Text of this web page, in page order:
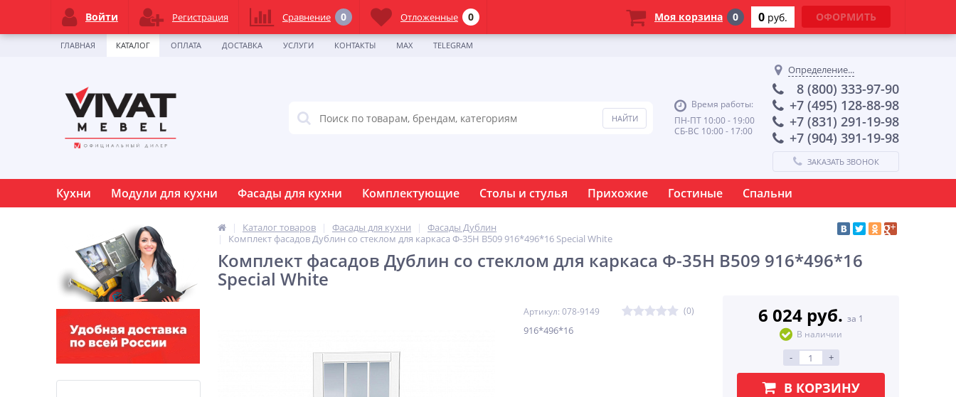
ГЛАВНАЯ КАТАЛОГ ОПЛАТА ДОСТАВКА УСЛУГИ КОНТАКТЫ MAX TELEGRAM
Время работы:
ПН-ПТ 10:00 - 19:00
СБ-ВС 10:00 - 17:00
Определение...
8 (800) 333-97-90
+7 (495) 128-88-98
+7 (831) 291-19-98
+7 (904) 391-19-98
ЗАКАЗАТЬ ЗВОНОК
Кухни Модули для кухни Фасады для кухни Комплектующие Столы и стулья Прихожие Гостиные Спальни
Каталог товаров Фасады для кухни
Фасады Дублин
Комплект фасадов Дублин со стеклом для каркаса Ф-35Н В509 916*496*16 Special White
Комплект фасадов Дублин со стеклом для каркаса Ф-35Н В509 916*496*16
Special White
Артикул: 078-9149 (0)
916*496*16
6 024 руб. за 1
В наличии
- +
В КОРЗИНУ
Войти Регистрация Сравнение 0 Отложенные 0 Моя корзина 0 0 руб. ОФОРМИТЬ